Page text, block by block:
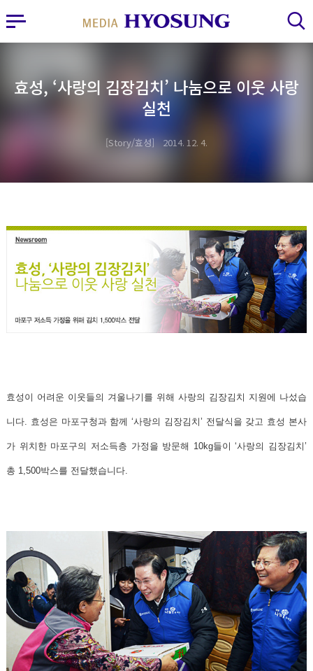
MY FRIEND HYOSUNG
사이드바 열기 검색 레이어 열기
효성, ‘사랑의 김장김치’ 나눔으로 이웃 사랑
실천
Story/효성 2014. 12. 4.
효성이 어려운 이웃들의 겨울나기를 위해 사랑의 김장김치 지원에 나섰습
니다. 효성은 마포구청과 함께 ‘사랑의 김장김치’ 전달식을 갖고 효성 본사
가 위치한 마포구의 저소득층 가정을 방문해 10kg들이 ‘사랑의 김장김치’
총 1,500박스를 전달했습니다.